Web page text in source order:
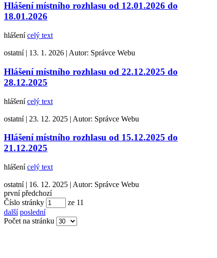
Hlášení místního rozhlasu od 12.01.2026 do
18.01.2026
hlášenícelý text
ostatní | 13. 1. 2026 | Autor: Správce Webu
Hlášení místního rozhlasu od 22.12.2025 do
28.12.2025
hlášenícelý text
ostatní | 23. 12. 2025 | Autor: Správce Webu
Hlášení místního rozhlasu od 15.12.2025 do
21.12.2025
hlášenícelý text
ostatní | 16. 12. 2025 | Autor: Správce Webu
první předchozí
Číslo stránky
ze 11
další poslední
Počet na stránku